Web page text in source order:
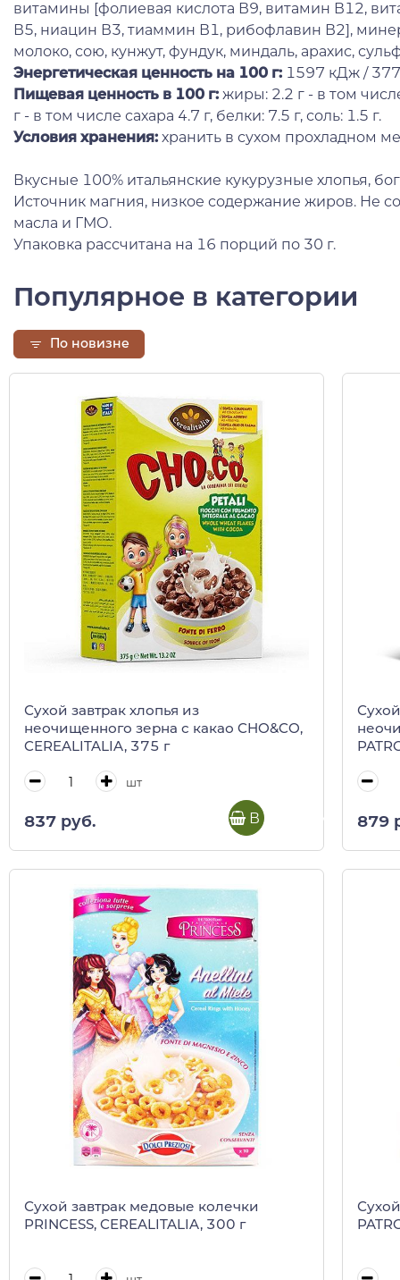
витамины [фолиевая кислота В9, витамин В12,
В5, ниацин В3, тиаммин В1, рибофлавин В2],
молоко, сою, кунжут, фундук, миндаль, арахис,
Энергетическая ценность на 100 г: 1597 кДж / 377
Пищевая ценность в 100 г: жиры: 2.2 г - в том
г - в том числе сахара 4.7 г, белки: 7.5 г, соль: 1.5 г.
Условия хранения: хранить в сухом прохладном
Вкусные 100% итальянские кукурузные хлопья,
Источник магния, низкое содержание жиров. Не
масла и ГМО.
Упаковка рассчитана на 16 порций по 30 г.
Популярное в категории
По новизне
Сухой завтрак хлопья из
неочищенного зерна с какао CHO&CO,
CEREALITALIA, 375 г
шт
837 руб. В корзину 879
Сухой завтрак медовые колечки
PRINCESS, CEREALITALIA, 300 г